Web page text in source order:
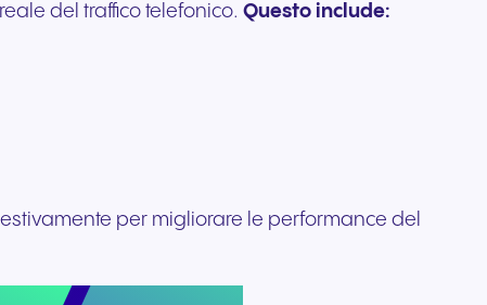
del traffico telefonico.Questo include:
per migliorare le performance del